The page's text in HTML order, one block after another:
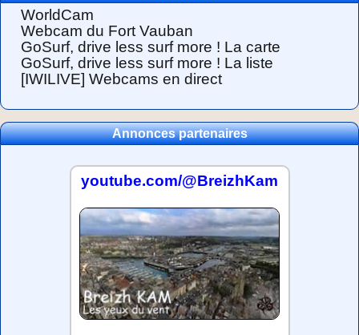
WorldCam
Webcam du Fort Vauban
GoSurf, drive less surf more ! La carte
GoSurf, drive less surf more ! La liste
[IWILIVE] Webcams en direct
Annonces partenaires
youtube.com/@BreizhKam